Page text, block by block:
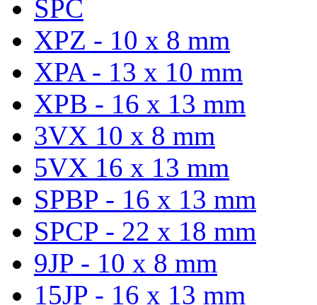
SPC
XPZ - 10 x 8 mm
XPA - 13 x 10 mm
XPB - 16 x 13 mm
3VX 10 x 8 mm
5VX 16 x 13 mm
SPBP - 16 x 13 mm
SPCP - 22 x 18 mm
9JP - 10 x 8 mm
15JP - 16 x 13 mm